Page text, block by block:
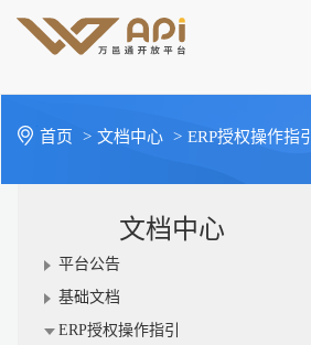
首页 > 文档中心 > ERP授权操作指引
文档中心
平台公告
基础文档
ERP授权操作指引